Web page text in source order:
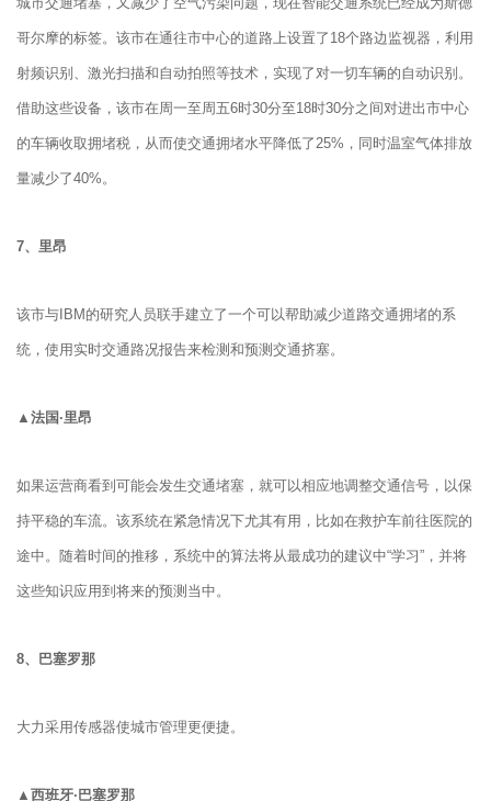
哥尔摩的标签。该市在通往市中心的道路上设置了18个路边监视器，利用
射频识别、激光扫描和自动拍照等技术，实现了对一切车辆的自动识别。
借助这些设备，该市在周一至周五6时30分至18时30分之间对进出市中心
的车辆收取拥堵税，从而使交通拥堵水平降低了25%，同时温室气体排放
量减少了40%。
7、 里昂
该市与IBM的研究人员联手建立了一个可以帮助减少道路交通拥堵的系
统，使用实时交通路况报告来检测和预测交通挤塞。
▲法国·里昂
如果运营商看到可能会发生交通堵塞，就可以相应地调整交通信号，以保
持平稳的车流。该系统在紧急情况下尤其有用，比如在救护车前往医院的
途中。随着时间的推移，系统中的算法将从最成功的建议中“学习”，并将
这些知识应用到将来的预测当中。
8、 巴塞罗那
大力采用传感器使城市管理更便捷。
▲西班牙·巴塞罗那